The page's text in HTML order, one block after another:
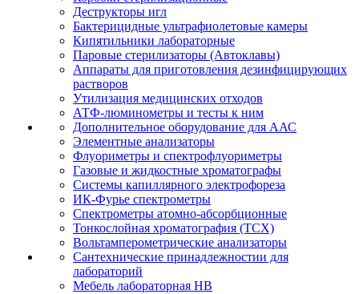
Деструкторы игл
Бактерицидные ультрафиолетовые камеры
Кипятильники лабораторные
Паровые стерилизаторы (Автоклавы)
Аппараты для приготовления дезинфицирующих
растворов
Утилизация медицинских отходов
АТФ-люминометры и тесты к ним
Дополнительное оборудование для ААС
Элементные анализаторы
Флуориметры и спектрофлуориметры
Газовые и жидкостные хроматографы
Системы капиллярного электрофореза
ИК-Фурье спектрометры
Спектрометры атомно-абсорбционные
Тонкослойная хроматография (ТСХ)
Вольтамперометрические анализаторы
Сантехнические принадлежностии для
лабораторий
Мебель лабораторная НВ